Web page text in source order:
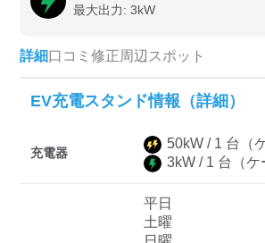
認証システム
EV充電エネチェンジ
三菱ディーラーを表示
日産
最大出力: 3kW
詳細口コミ 修正周辺スポット
EV充電スタンド情報（詳細）
充電器
50kW / 1 台
（
3kW / 1 台 （
平日
土曜